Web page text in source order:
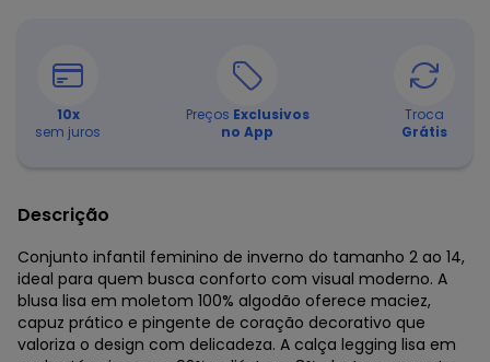
10x
sem juros
Preços Exclusivos
no App
Troca
Grátis
Descrição
Conjunto infantil feminino de inverno do tamanho 2 ao 14,
ideal para quem busca conforto com visual moderno. A
blusa lisa em moletom 100% algodão oferece maciez,
capuz prático e pingente de coração decorativo que
valoriza o design com delicadeza. A calça legging lisa em